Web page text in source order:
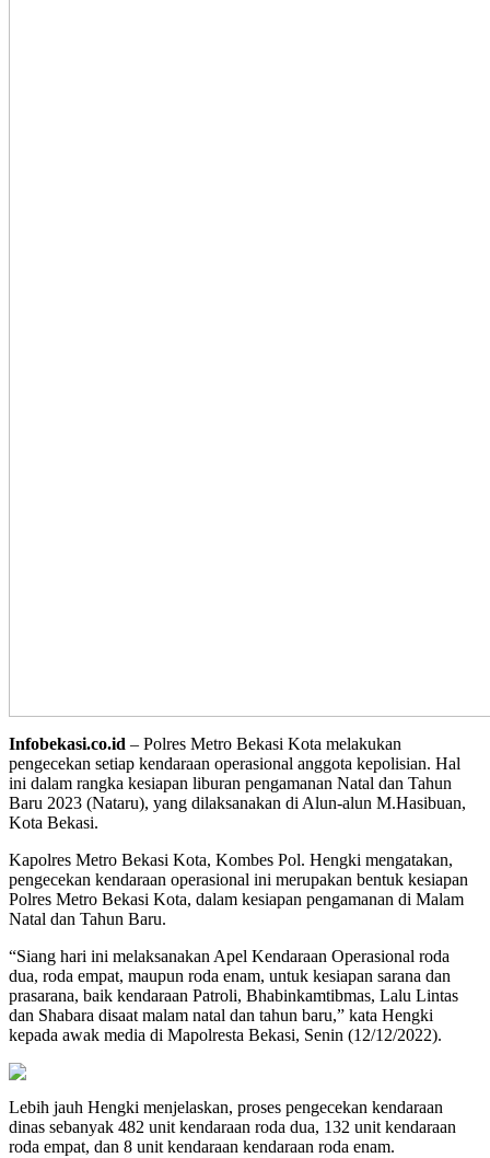
Infobekasi.co.id – Polres Metro Bekasi Kota melakukan
pengecekan setiap kendaraan operasional anggota kepolisian. Hal
ini dalam rangka kesiapan liburan pengamanan Natal dan Tahun
Baru 2023 (Nataru), yang dilaksanakan di Alun-alun M.Hasibuan,
Kota Bekasi.
Kapolres Metro Bekasi Kota, Kombes Pol. Hengki mengatakan,
pengecekan kendaraan operasional ini merupakan bentuk kesiapan
Polres Metro Bekasi Kota, dalam kesiapan pengamanan di Malam
Natal dan Tahun Baru.
“Siang hari ini melaksanakan Apel Kendaraan Operasional roda
dua, roda empat, maupun roda enam, untuk kesiapan sarana dan
prasarana, baik kendaraan Patroli, Bhabinkamtibmas, Lalu Lintas
dan Shabara disaat malam natal dan tahun baru,” kata Hengki
kepada awak media di Mapolresta Bekasi, Senin (12/12/2022).
Lebih jauh Hengki menjelaskan, proses pengecekan kendaraan
dinas sebanyak 482 unit kendaraan roda dua, 132 unit kendaraan
roda empat, dan 8 unit kendaraan kendaraan roda enam.